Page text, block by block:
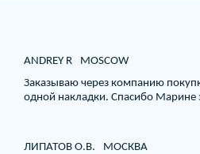
ANDREY R MOSCOW
Заказываю через компанию
одной накладки. Спасибо Марине
ЛИПАТОВ О.В. МОСКВА